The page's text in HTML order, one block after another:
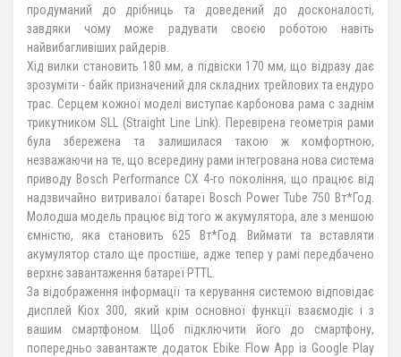
продуманий до дрібниць та доведений до досконалості,
завдяки чому може радувати своєю роботою навіть
найвибагливіших райдерів.
Хід вилки становить 180 мм, а підвіски 170 мм, що відразу дає
зрозуміти - байк призначений для складних трейлових та ендуро
трас. Серцем кожної моделі виступає карбонова рама с заднім
трикутником SLL (Straight Line Link). Перевірена геометрія рами
була збережена та залишилася такою ж комфортною,
незважаючи на те, що всередину рами інтегрована нова система
приводу Bosch Performance CX 4-го покоління, що працює від
надзвичайно витривалої батареї Bosch Power Tube 750 Вт*Год.
Молодша модель працює від того ж акумулятора, але з меншою
ємністю, яка становить 625 Вт*Год. Виймати та вставляти
акумулятор стало ще простіше, адже тепер у рамі передбачено
верхнє завантаження батареї PTTL.
За відображення інформації та керування системою відповідає
дисплей Kiox 300, який крім основної функції взаємодіє і з
вашим смартфоном. Щоб підключити його до смартфону,
попередньо завантажте додаток Ebike Flow App із Google Play